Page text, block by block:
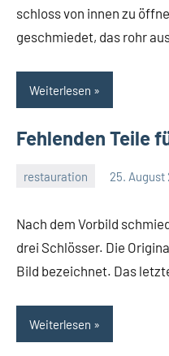
schloss von innen zu
geschmiedet, das rohr
Weiterlesen
Fehlenden Teile
restauration 25. August
Nach dem Vorbild
drei Schlösser. Die
Bild bezeichnet. Das
Weiterlesen